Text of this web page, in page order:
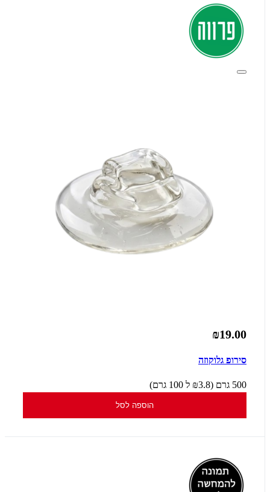
₪19.00
סירופ גלוקוזה
500 גרם (₪3.8 ל 100 גרם)
הוספה לסל